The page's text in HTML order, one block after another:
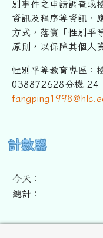
別事件之申請調查或
資訊及程序等資訊，
方式，落實「性別平
原則，以保障其個人
性別平等教育專區：
038872628分機 24
右邊區域內容
計數器
今天：
總計：